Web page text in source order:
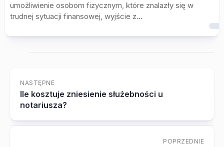
umożliwienie osobom fizycznym, które znalazły się w
trudnej sytuacji finansowej, wyjście z...
NASTĘPNE
Ile kosztuje zniesienie służebności u
notariusza?
POPRZEDNIE